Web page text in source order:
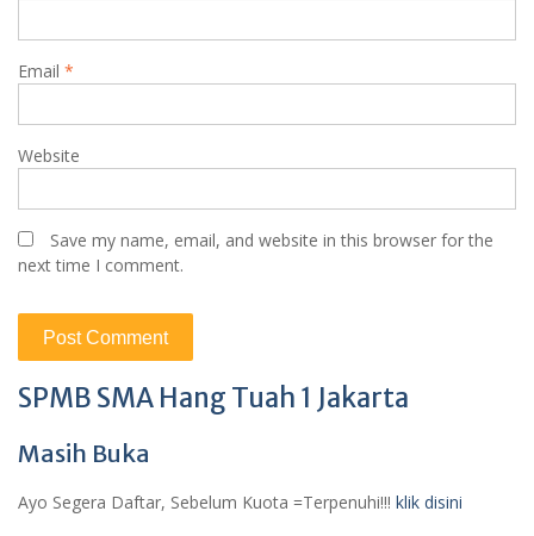
Email *
Website
Save my name, email, and website in this browser for the
next time I comment.
SPMB SMA Hang Tuah 1 Jakarta
Masih Buka
Ayo Segera Daftar, Sebelum Kuota =Terpenuhi!!! klik disini